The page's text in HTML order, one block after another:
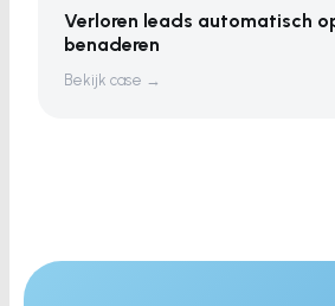
Verloren leads automatisch
benaderen
Bekijk case →